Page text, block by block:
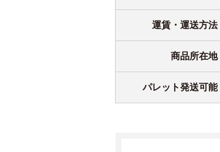
運賃・運送方法
商品所在地
パレット発送可能